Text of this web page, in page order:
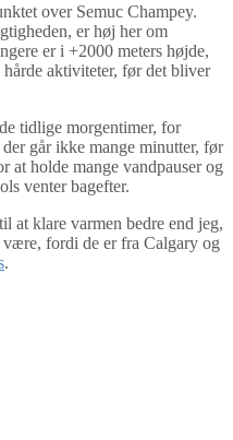
over Semuc Champey.
er høj her om
er i +2000 meters højde,
aktiviteter, før det bliver
tidlige morgentimer, for
går ikke mange minutter, før
at holde mange vandpauser og
venter bagefter.
at klare varmen bedre end jeg,
fordi de er fra Calgary og
.